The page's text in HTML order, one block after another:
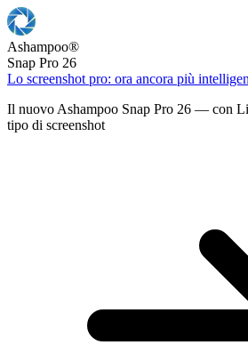
Ashampoo®
Snap Pro 26
Lo screenshot pro: ora ancora più
Il nuovo Ashampoo Snap Pro 26 — con
tipo di screenshot